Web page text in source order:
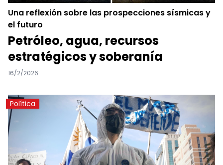
Una reflexión sobre las prospecciones sísmicas y
el futuro
Petróleo, agua, recursos
estratégicos y soberanía
16/2/2026
Política